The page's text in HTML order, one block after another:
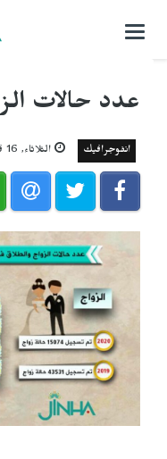
التحكم
عدد حالات
انفوجرافيك الثلاثاء, 16 فبراير 2021, 08:09